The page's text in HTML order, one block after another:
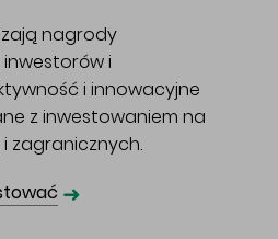
nagrody
i
i innowacyjne
z inwestowaniem na
i zagranicznych.
➜